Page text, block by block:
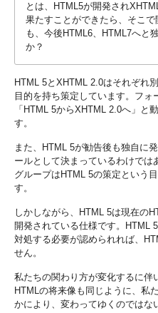
とは、HTML5が開発され
果たすことができたら、そこ
も、今後HTML6、HTML7へと
か？
HTML 5とXHTML 2.0はそれぞれ
目的を持ち策定しています。フ
「HTML 5からXHTML 2.0へ」と
す。
また、HTML 5が勧告後も独自に
ールとして決まっているわけでは
グループはHTML 5の策定という
す。
しかしながら、HTML 5は現在の
開発されている仕様です。HTML
対処する必要が認められれば、
せん。
私たちの関わり方が変化するに伴
HTMLの将来像も同じように、私
かにより、変わってゆくのではな